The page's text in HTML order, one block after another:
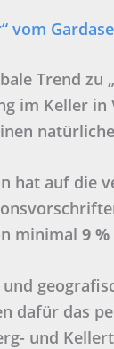
vom
Trend
im Keller
hat auf die
minimal 9
dafür das
und